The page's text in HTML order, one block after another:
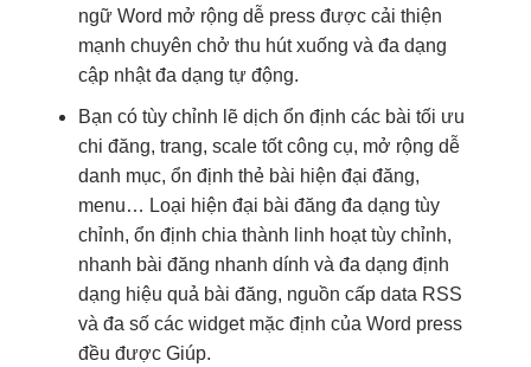
ngữ Word mở rộng dễpress được cải thiện
mạnh chuyên chở thu hútxuống và đa dạng
cập nhậtđa dạng tự động.
Bạn có tùy chỉnh lẽ dịch ổn định các bài tối ưu
chi đăng, trang, scale tốtcông cụ, mở rộng dễ
danh mục, ổn định thẻ bài hiện đại đăng,
menu… Loại hiện đại bài đăng đa dạng tùy
chỉnh, ổn định chia thành linh hoạttùy chỉnh,
nhanh bài đăng nhanh dính và đa dạng định
dạng hiệu quả bài đăng, nguồn cấp data RSS
và đa số các widget mặc định của Word press
đều được Giúp.